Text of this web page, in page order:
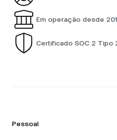
Em operação desde
Certificado SOC 2 Tipo
Pessoal